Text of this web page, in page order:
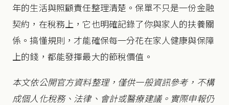
年的生活與照顧責任整理清楚。保單不只是一份金融
契約，在稅務上，它也明確記錄了你與家人的扶養關
係。搞懂規則，才能確保每一分花在家人健康與保障
上的錢，都能發揮最大的節稅價值。
本文依公開官方資料整理，僅供一般資訊參考，不構
成個人化稅務、法律、會計或醫療建議。實際申報仍